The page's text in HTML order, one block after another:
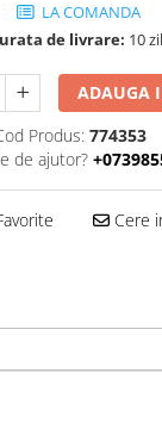
electrica
LA COMANDA
de livrare: 10
ADAUGA
Produs: 774353
de ajutor?
Cere